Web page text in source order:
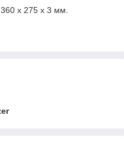
х 275 х 3 мм.